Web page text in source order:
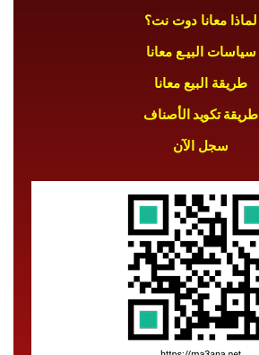
لماذا معانا دوت نت؟
سياسات البيـع معانا
طريقة البيع معانا
طريقة تكويد الأصناف
سجل الآن